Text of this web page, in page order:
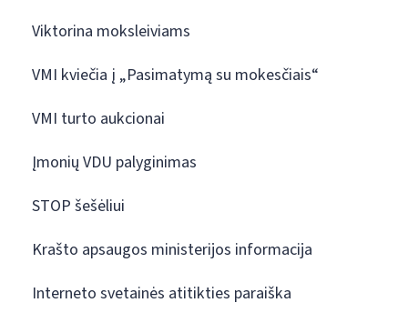
Viktorina moksleiviams
VMI kviečia į „Pasimatymą su mokesčiais“
VMI turto aukcionai
Įmonių VDU palyginimas
STOP šešėliui
Krašto apsaugos ministerijos informacija
Interneto svetainės atitikties paraiška